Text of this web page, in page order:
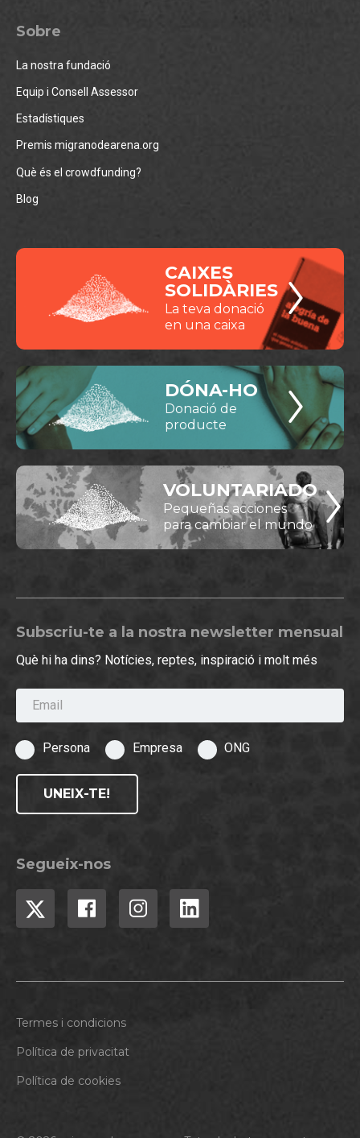
Sobre
La nostra fundació
Equip i Consell Assessor
Estadístiques
Premis migranodearena.org
Què és el crowdfunding?
Blog
CAIXES
SOLIDÀRIES
La teva donació
en una caixa
DÓNA-HO
Donació de
producte
VOLUNTARIADO
Pequeñas acciones
para cambiar el mundo
Subscriu-te a la nostra newsletter mensual
Què hi ha dins? Notícies, reptes, inspiració i molt més
Email
Persona Empresa ONG
UNEIX-TE!
Segueix-nos
Termes i condicions
Política de privacitat
Política de cookies